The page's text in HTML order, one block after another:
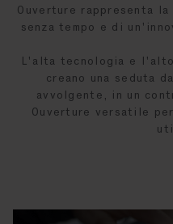
Ouverture rappresenta
senza tempo e di
L'alta tecnologia e
creano una seduta
avvolgente, in un
Ouverture versatile